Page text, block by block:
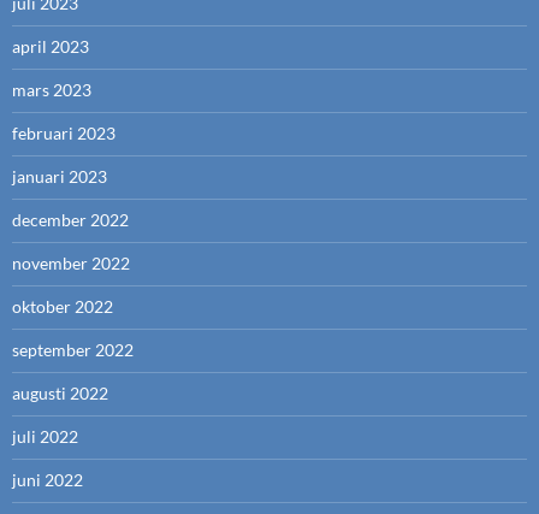
april 2023
mars 2023
februari 2023
januari 2023
december 2022
november 2022
oktober 2022
september 2022
augusti 2022
juli 2022
juni 2022